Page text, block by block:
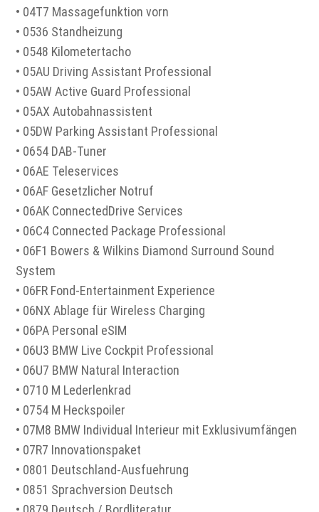
• 04T7 Massagefunktion vorn
• 0536 Standheizung
• 0548 Kilometertacho
• 05AU Driving Assistant Professional
• 05AW Active Guard Professional
• 05AX Autobahnassistent
• 05DW Parking Assistant Professional
• 0654 DAB-Tuner
• 06AE Teleservices
• 06AF Gesetzlicher Notruf
• 06AK ConnectedDrive Services
• 06C4 Connected Package Professional
• 06F1 Bowers & Wilkins Diamond Surround Sound
System
• 06FR Fond-Entertainment Experience
• 06NX Ablage für Wireless Charging
• 06PA Personal eSIM
• 06U3 BMW Live Cockpit Professional
• 06U7 BMW Natural Interaction
• 0710 M Lederlenkrad
• 0754 M Heckspoiler
• 07M8 BMW Individual Interieur mit Exklusivumfängen
• 07R7 Innovationspaket
• 0801 Deutschland-Ausfuehrung
• 0851 Sprachversion Deutsch